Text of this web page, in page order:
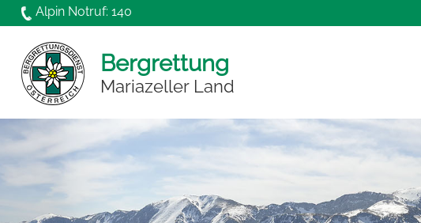
Direkt zum Inhalt
Alpin Notruf: 140
Bergrettung
Mariazeller Land